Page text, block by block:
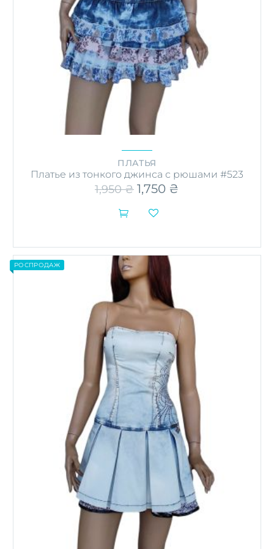
ПЛАТЬЯ
Платье из тонкого джинса с рюшами #523
1,950₴ Первоначальная
цена
составляла
1,950 ₴.
1,750 ₴

имеет
несколько
вариаций.
Опции
можно
выбрать
на
товара.

РОСПРОДАЖ